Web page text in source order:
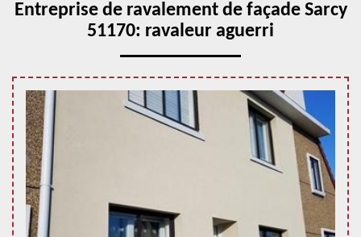
Entreprise de ravalement de façade Sarcy
51170: ravaleur aguerri